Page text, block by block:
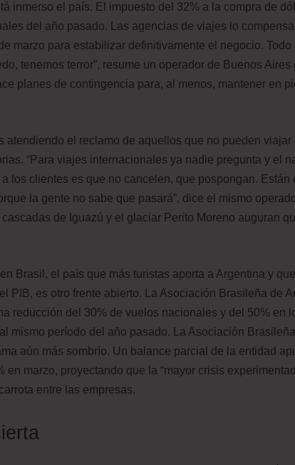
inmerso el país. El impuesto del 32% a la compra de
del año pasado. Las agencias de viajes lo
marzo para estabilizar definitivamente el negocio.
tenemos terror”, resume un operador de Buenos
planes de contingencia para, al menos, mantener en
atendiendo el reclamo de aquellos que no pueden viajar
“Para viajes internacionales ya nadie pregunta y el
los clientes es que no cancelen, que pospongan. Están
la gente no sabe que pasará”, dice el mismo
de Iguazú y el glaciar Perito Moreno auguran
Brasil, el país que más turistas aporta a Argentina y
PIB, es otro frente abierto. La Asociación Brasileña de
reducción del 30% de vuelos nacionales y del 50% en
mismo período del año pasado. La Asociación
aún más sombrío. Un balance parcial de la entidad
marzo, proyectando que la “mayor crisis
entre las empresas.